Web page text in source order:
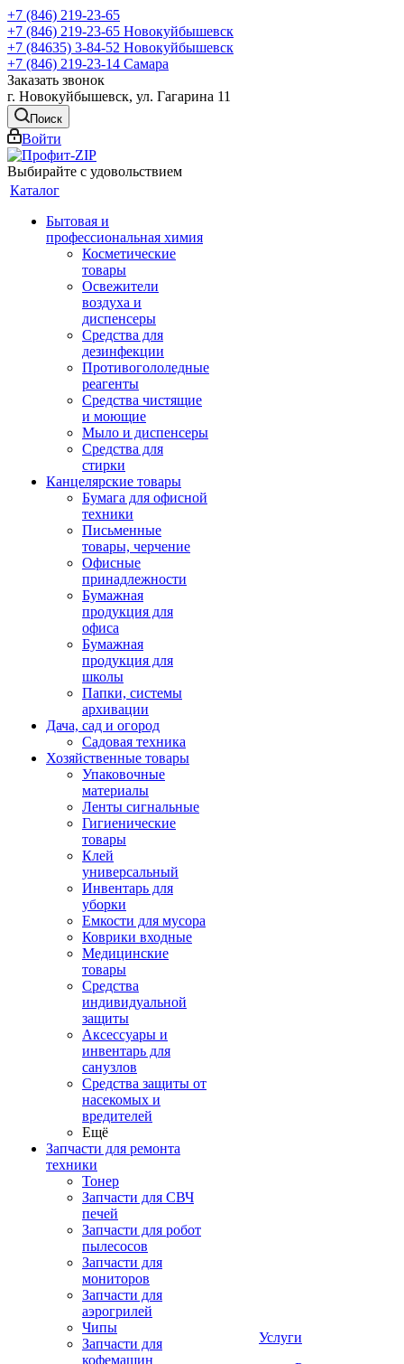
+7 (846) 219-23-65
+7 (846) 219-23-65 Новокуйбышевск
+7 (84635) 3-84-52 Новокуйбышевск
+7 (846) 219-23-14 Самара
Заказать звонок
г. Новокуйбышевск, ул. Гагарина 11
Поиск
Войти
Выбирайте с удовольствием
Каталог
Бытовая и
профессиональная химия
Косметические
товары
Освежители
воздуха и
диспенсеры
Средства для
дезинфекции
Противогололедные
реагенты
Средства чистящие
и моющие
Мыло и диспенсеры
Средства для
стирки
Канцелярские товары
Бумага для офисной
техники
Письменные
товары, черчение
Офисные
принадлежности
Бумажная
продукция для
офиса
Бумажная
продукция для
школы
Папки, системы
архивации
Дача, сад и огород
Садовая техника
Хозяйственные товары
Упаковочные
материалы
Ленты сигнальные
Гигиенические
товары
Клей
универсальный
Инвентарь для
уборки
Емкости для мусора
Коврики входные
Медицинские
товары
Средства
индивидуальной
защиты
Аксессуары и
инвентарь для
санузлов
Средства защиты от
насекомых и
вредителей
Ещё
Запчасти для ремонта
техники
Тонер
Запчасти для СВЧ
печей
Запчасти для робот
пылесосов
Запчасти для
мониторов
Запчасти для
аэрогрилей
Чипы
Запчасти для
кофемашин
Услуги